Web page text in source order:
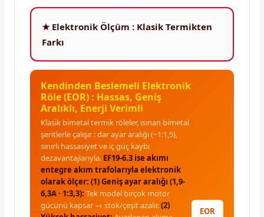
★ Elektronik Ölçüm : Klasik Termikten
Farkı
Kendinden Beslemeli Elektronik
Röle (EOR) : Hassas, Geniş
Aralıklı, Enerji Verimli
Klasik bimetal termik röleler, ısınan bimetal
şeritlerle çalışır : dar ayar aralığı (~1:1,5),
sınırlı hassasiyet ve iç güç kaybı
dezavantajlarıyla. EF19-6.3 ise akımı
entegre akım trafolarıyla elektronik
olarak ölçer: (1) Geniş ayar aralığı (1,9-
6,3A · 1:3,3): Tek model birçok motor
gücünü kapsar → stok/çeşit azalır.(2)
EOR